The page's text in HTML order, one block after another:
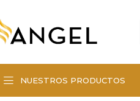
NUESTROS PRODUCTOS